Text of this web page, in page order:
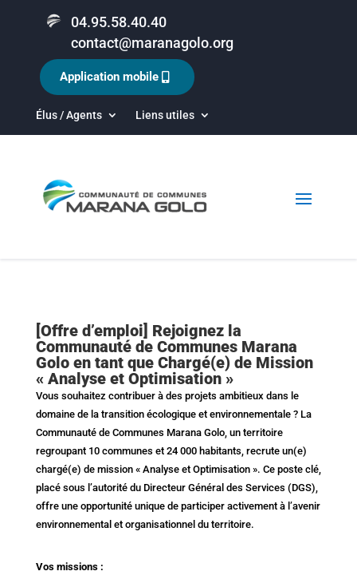
04.95.58.40.40
contact@maranagolo.org
Élus / Agents Liens utiles
Application mobile
[Offre d’emploi] Rejoignez la
Communauté de Communes Marana
Golo en tant que Chargé(e) de Mission
« Analyse et Optimisation »
Vous souhaitez contribuer à des projets ambitieux dans le
domaine de la transition écologique et environnementale ? La
Communauté de Communes Marana Golo, un territoire
regroupant 10 communes et 24 000 habitants, recrute un(e)
chargé(e) de mission « Analyse et Optimisation ». Ce poste clé,
placé sous l’autorité du Directeur Général des Services (DGS),
offre une opportunité unique de participer activement à l’avenir
environnemental et organisationnel du territoire.
Vos missions :